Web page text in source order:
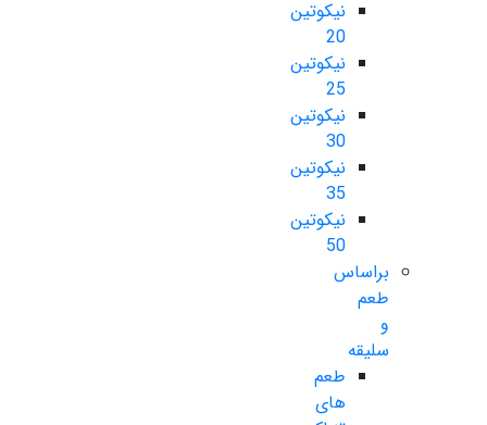
نیکوتین
20
نیکوتین
25
نیکوتین
30
نیکوتین
35
نیکوتین
50
براساس
طعم
و
سلیقه
طعم
های